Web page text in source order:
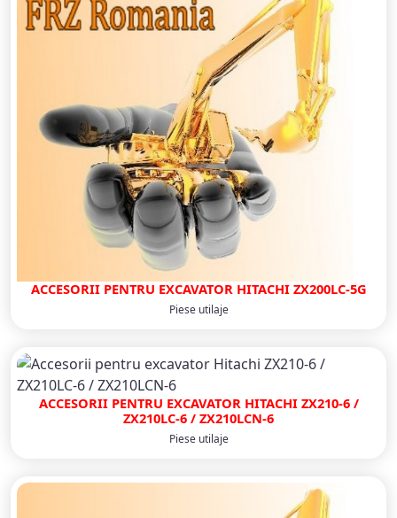
ACCESORII PENTRU EXCAVATOR HITACHI ZX200LC-5G
Piese utilaje
ACCESORII PENTRU EXCAVATOR HITACHI ZX210‐6 /
ZX210LC-6 / ZX210LCN-6
Piese utilaje